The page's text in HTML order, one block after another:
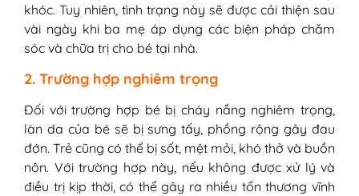
khóc. Tuy nhiên, tình trạng này sẽ được cải thiện sau
vài ngày khi ba mẹ áp dụng các biện pháp chăm
sóc và chữa trị cho bé tại nhà.
2. Trường hợp nghiêm trọng
Đối với trường hợp bé bị cháy nắng nghiêm trọng,
làn da của bé sẽ bị sưng tấy, phồng rộng gây đau
đớn. Trẻ cũng có thể bị sốt, mệt mỏi, khó thở và buồn
nôn. Với trường hợp này, nếu không được xử lý và
điều trị kịp thời, có thể gây ra nhiều tổn thương vĩnh